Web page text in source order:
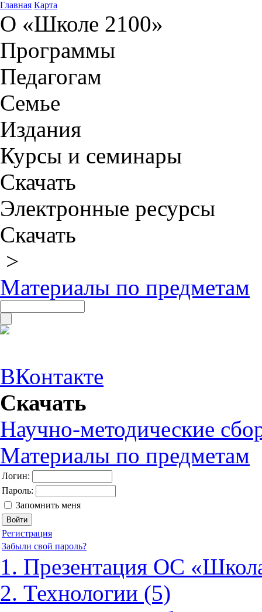
Главная Карта
О «Школе 2100»
Программы
Педагогам
Семье
Издания
Курсы и семинары
Скачать
Электронные ресурсы
Скачать
>
Материалы по предметам
ВКонтакте
Скачать
Научно-методические
Материалы по предметам
Логин:
Пароль:
Запомнить меня
Регистрация
Забыли свой пароль?
1. Презентация ОС
2. Технологии (5)